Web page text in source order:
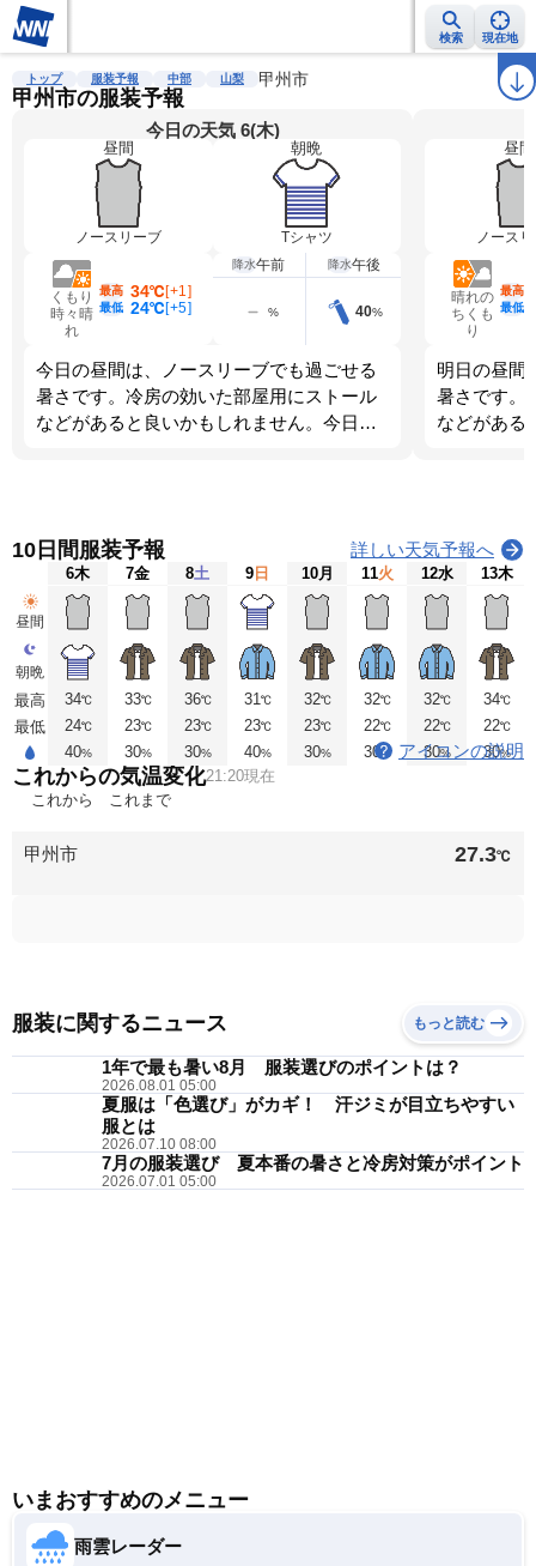
検索 現在地
雨雲レーダー 台風情報 地震情報 ラ
トップ 服装予報 中部 山梨 甲州市
甲州市の服装予報
今日の天気 6(木)
昼間
ノースリーブ
朝晩
Tシャツ
くもり
時々晴
れ
最高 34℃[+1 ]
最低 24℃[+5]
降水午前
%
降水午後
40%
今日の昼間は、ノースリーブでも過ごせる
暑さです。冷房の効いた部屋用にストール
などがあると良いかもしれません。今日
昼間
ノース
晴れの
ちくも
り
最高
最低
明日の昼間
暑さです。
などがある
10日間服装予報 詳しい天気予報へ
昼間
朝晩
最高
最低
6木
34℃
24℃
40%
7金
33℃
23℃
30%
8土
36℃
23℃
30%
9 日
31℃
23℃
40%
10月
32℃
23℃
30%
11火
32℃
22℃
30 %
12水
32℃
22℃
30%
13木
34℃
22℃
30%
アイコンの説明
これからの気温変化21:20現在
これから
これまで
甲州市 27.3℃
服装に関するニュース もっと読む
1年で最も暑い8月 服装選びのポイントは？
2026.08.01 05:00
夏服は「色選び」がカギ！ 汗ジミが目立ちやすい
服とは
2026.07.10 08:00
7月の服装選び 夏本番の暑さと冷房対策がポイント
2026.07.01 05:00
いまおすすめのメニュー
雨雲レーダー